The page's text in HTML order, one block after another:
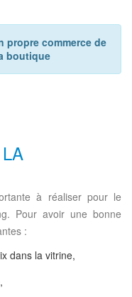
propre commerce de
boutique
à réaliser pour le
Pour avoir une bonne
:
dans la vitrine,